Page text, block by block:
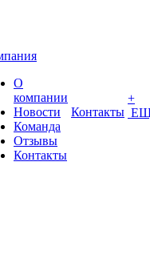
О
компании
Новости
Команда
Отзывы
Контакты
Контакты
+